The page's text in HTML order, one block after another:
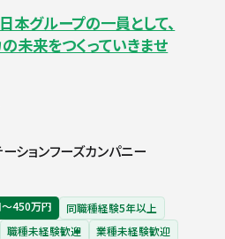
本グループの一員として、
未来をつくっていきませ
ションフーズカンパニー
450万円
同職種経験5年以上
職種未経験歓迎
業種未経験歓迎